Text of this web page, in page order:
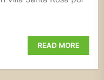
READ MORE